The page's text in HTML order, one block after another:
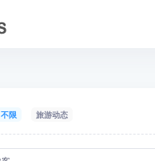
不限 旅游动态